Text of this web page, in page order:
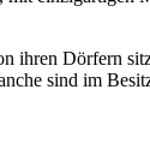
ihren Dörfern
sind im